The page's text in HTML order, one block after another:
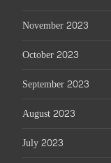
November 2023
October 2023
September 2023
August 2023
July 2023